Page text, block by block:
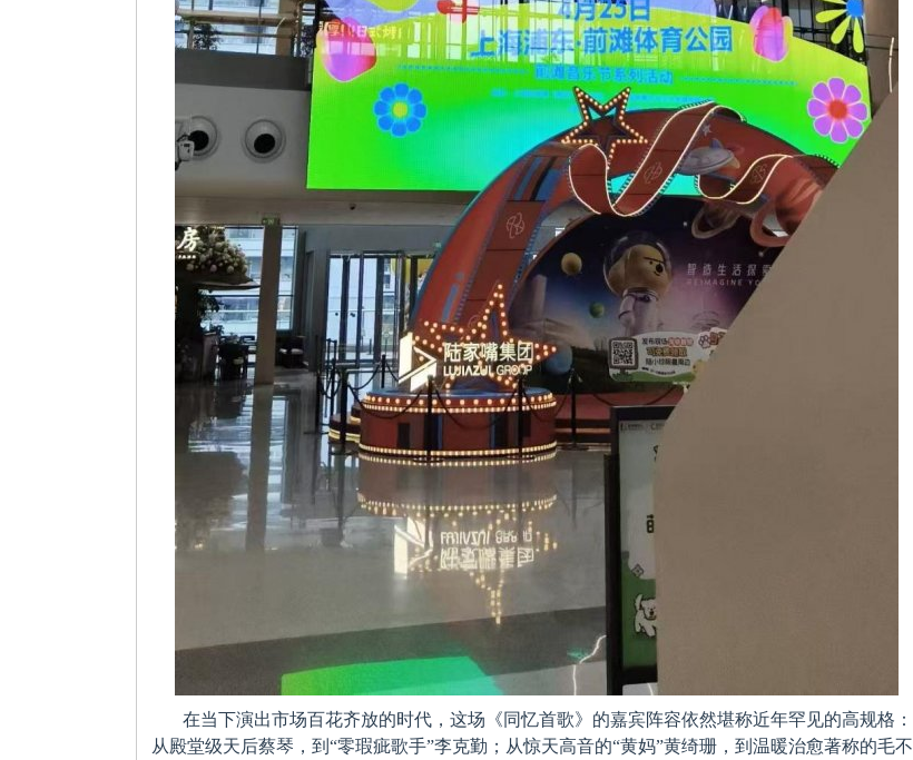
在当下演出市场百花齐放的时代，这场《同忆首歌》的嘉宾阵容依然堪称近年罕见的高规格：
从殿堂级天后蔡琴，到“零瑕疵歌手”李克勤；从惊天高音的“黄妈”黄绮珊，到温暖治愈著称的毛不